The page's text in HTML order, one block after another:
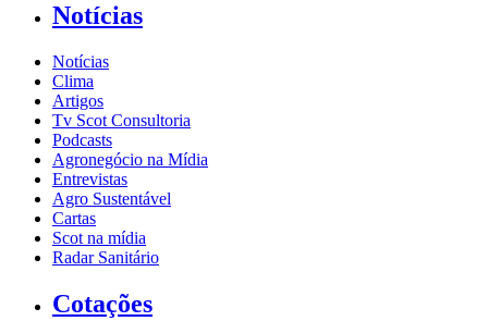
Notícias
Notícias
Clima
Artigos
Tv Scot Consultoria
Podcasts
Agronegócio na Mídia
Entrevistas
Agro Sustentável
Cartas
Scot na mídia
Radar Sanitário
Cotações